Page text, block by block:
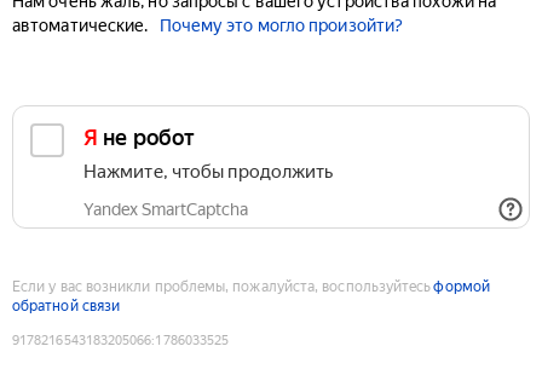
автоматические.
Почему это могло произойти?
Я не робот
Нажмите, чтобы продолжить
Yandex SmartCaptcha
Если у вас возникли проблемы, пожалуйста, воспользуйтесьформой
обратной связи
9178216543183205066:1786033525